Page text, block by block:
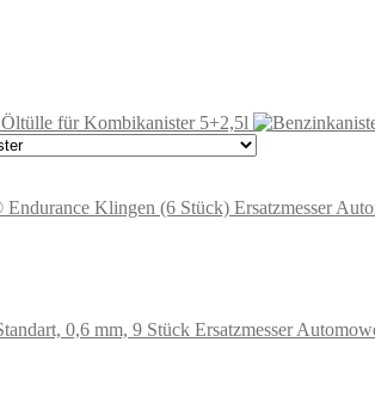
Öltülle für Kombikanister 5+2,5l
Ersatzmesser
Ersatzmesser